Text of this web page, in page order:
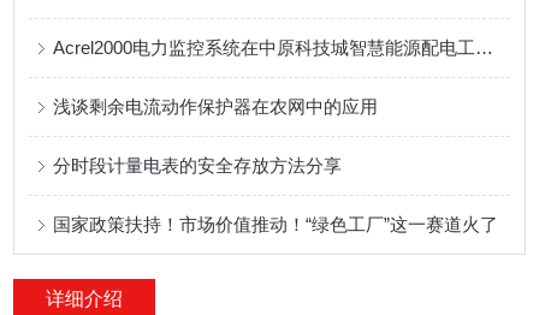
Acrel2000电力监控系统在中原科技城智慧能源配电工程中的应用
浅谈剩余电流动作保护器在农网中的应用
分时段计量电表的安全存放方法分享
国家政策扶持！市场价值推动！“绿色工厂”这一赛道火了
详细介绍